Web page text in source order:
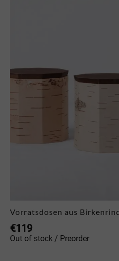
Vorratsdosen aus
€119
Out of stock / Preorder